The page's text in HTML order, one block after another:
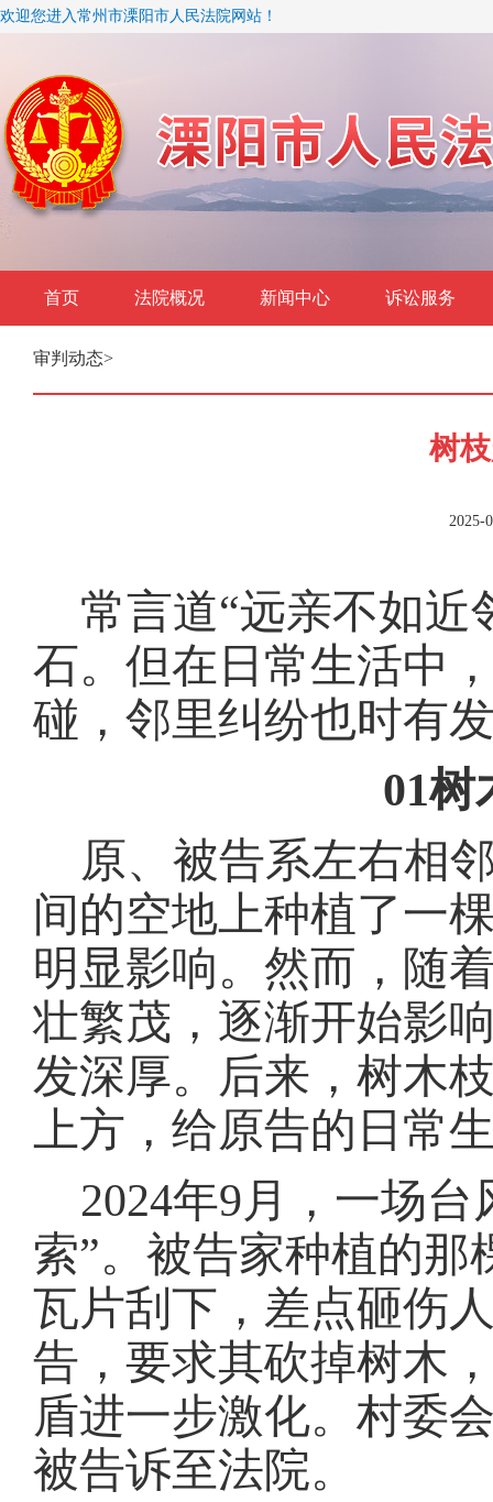
欢迎您进入常州市溧阳市人民法院网站！
首页 法院概况 新闻中心 诉讼服务
审判动态>
树
2025-
常言道“远亲不如近
石。但在日常生活中
碰，邻里纠纷也时有
01树
原、被告系左右相
间的空地上种植了一
明显影响。然而，随
壮繁茂，逐渐开始影
发深厚。后来，树木
上方，给原告的日常
2024年9月，一场
索”。被告家种植的
瓦片刮下，差点砸伤
告，要求其砍掉树木
盾进一步激化。村委
被告诉至法院。